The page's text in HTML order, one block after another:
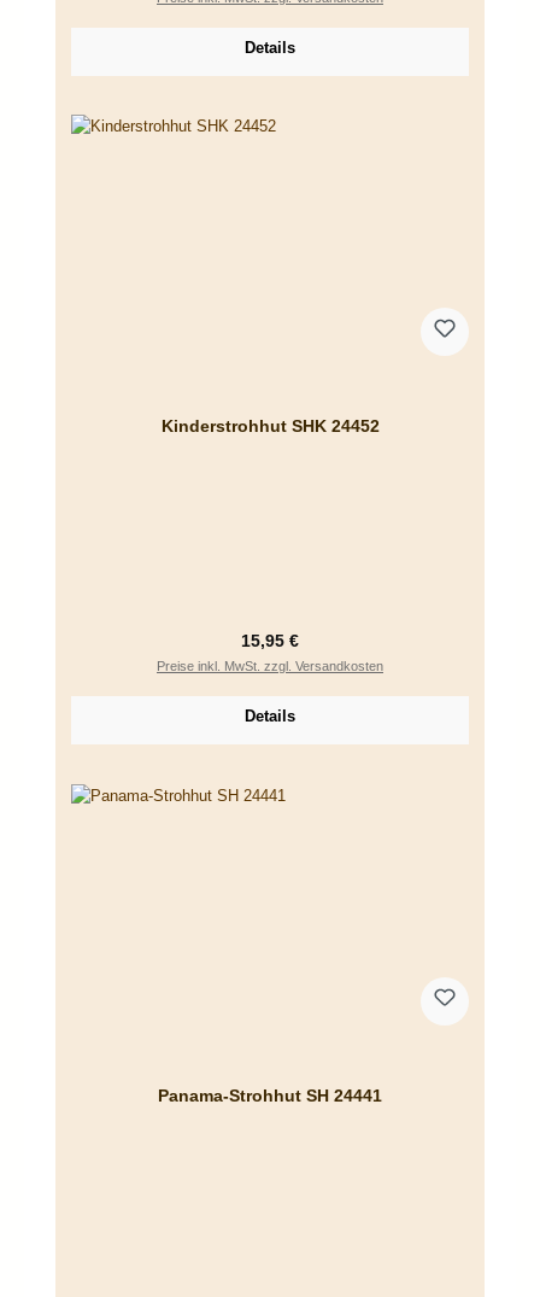
Details
Kinderstrohhut SHK 24452
Regulärer Preis:
15,95 €
Preise inkl. MwSt. zzgl. Versandkosten
Details
Panama-Strohhut SH 24441